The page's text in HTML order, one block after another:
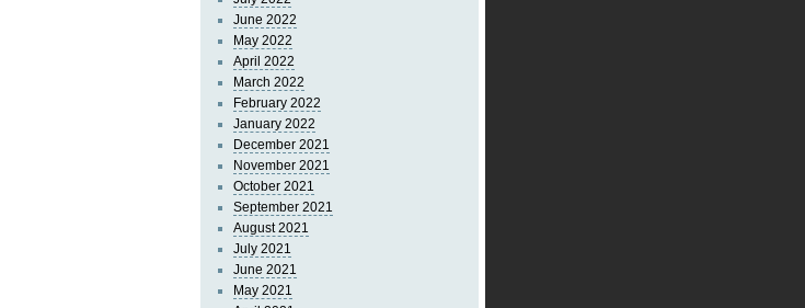
June 2022
May 2022
April 2022
March 2022
February 2022
January 2022
December 2021
November 2021
October 2021
September 2021
August 2021
July 2021
June 2021
May 2021